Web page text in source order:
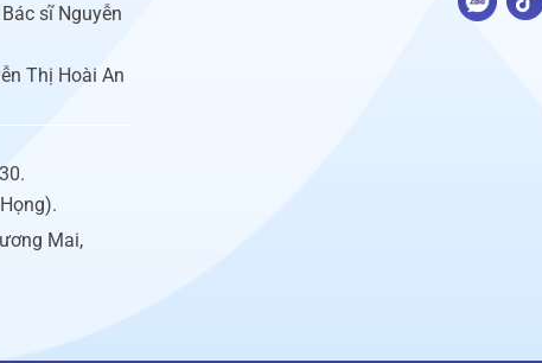
sĩ Nguyễn
Thị Hoài An
Mai,